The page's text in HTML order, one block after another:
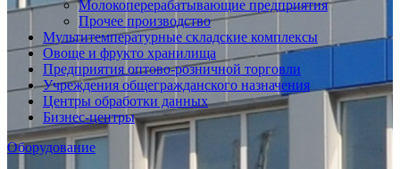
Молокоперерабатывающие предприятия
Прочее производство
Мультитемпературные складские комплексы
Овоще и фрукто хранилища
Предприятия оптово-розничной торговли
Учреждения общегражданского назначения
Центры обработки данных
Бизнес-центры
Оборудование